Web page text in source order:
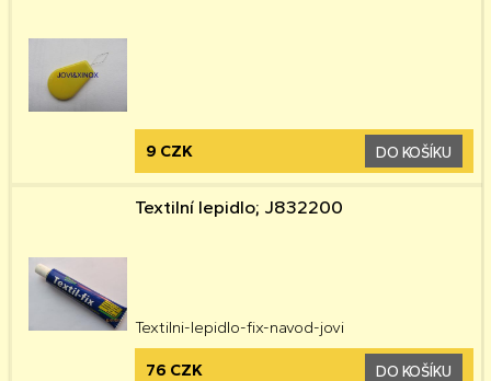
9 CZK DO KOŠÍKU
Textilní lepidlo; J832200
Textilni-lepidlo-fix-navod-jovi
76 CZK DO KOŠÍKU